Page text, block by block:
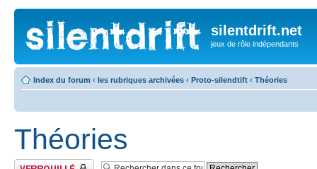
silentdrift.net
jeux de rôle indépendants
Index du forum ‹ les rubriques archivées ‹ Proto-silendtift ‹ Théories
Théories
Forum verrouillé